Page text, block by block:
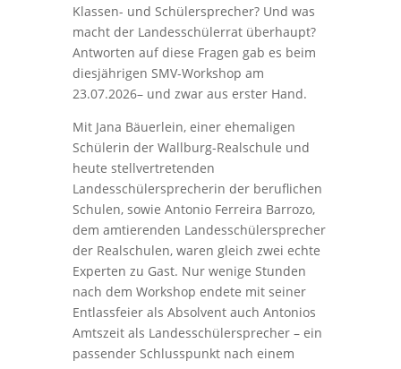
Klassen- und Schülersprecher? Und was
macht der Landesschülerrat überhaupt?
Antworten auf diese Fragen gab es beim
diesjährigen SMV-Workshop am
23.07.2026– und zwar aus erster Hand.
Mit Jana Bäuerlein, einer ehemaligen
Schülerin der Wallburg-Realschule und
heute stellvertretenden
Landesschülersprecherin der beruflichen
Schulen, sowie Antonio Ferreira Barrozo,
dem amtierenden Landesschülersprecher
der Realschulen, waren gleich zwei echte
Experten zu Gast. Nur wenige Stunden
nach dem Workshop endete mit seiner
Entlassfeier als Absolvent auch Antonios
Amtszeit als Landesschülersprecher – ein
passender Schlusspunkt nach einem